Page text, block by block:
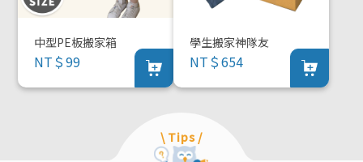
中型PE板搬家箱
NT＄99
學生搬家神隊友
NT＄654
\ Tips /